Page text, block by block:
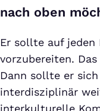
nach oben
Er sollte auf jeden
vorzubereiten.
Dann sollte er
interdisziplinär
interkulturelle